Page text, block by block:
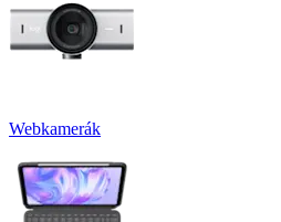
Webkamerák